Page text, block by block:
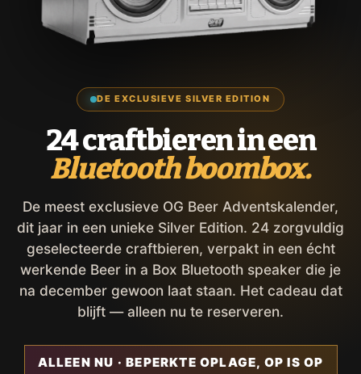
DE EXCLUSIEVE SILVER EDITION
24 craftbieren in een
Bluetooth boombox.
De meest exclusieve OG Beer Adventskalender,
dit jaar in een unieke Silver Edition. 24 zorgvuldig
geselecteerde craftbieren, verpakt in een écht
werkende Beer in a Box Bluetooth speaker die je
na december gewoon laat staan. Het cadeau dat
blijft — alleen nu te reserveren.
ALLEEN NU · BEPERKTE OPLAGE, OP IS OP